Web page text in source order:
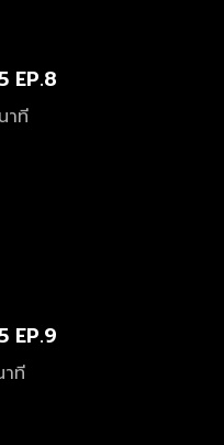
EP.8
าที
EP.9
ที